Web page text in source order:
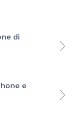
di
e